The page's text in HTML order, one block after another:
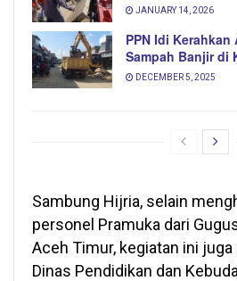
JANUARY 14, 2026
PPN Idi
Sampah Banjir di
DECEMBER 5, 2025
Sambung Hijria, selain
personel Pramuka dari
Aceh Timur, kegiatan ini
Dinas Pendidikan dan